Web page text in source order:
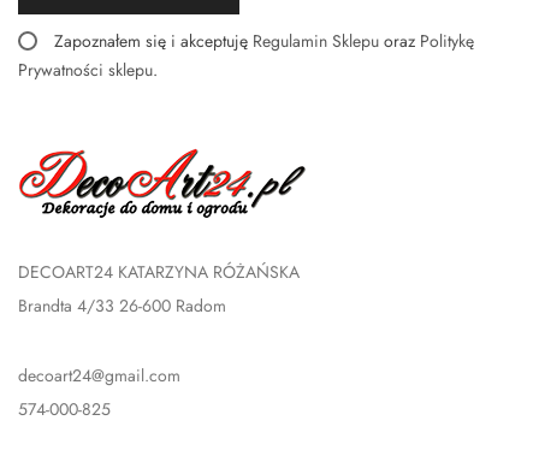
Zapoznałem się i akceptuję Regulamin Sklepu oraz Politykę
Prywatności sklepu.
DECOART24 KATARZYNA RÓŻAŃSKA
Brandta 4/33 26-600 Radom
decoart24@gmail.com
574-000-825